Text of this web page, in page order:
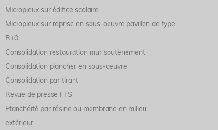
Micropieux sur édifice scolaire
Micropieux sur reprise en sous-oeuvre pavillon de type
R+0
Consolidation restauration mur soutènement
Consolidation plancher en sous-oeuvre
Consolidation par tirant
Revue de presse FTS
Etanchéité par résine ou membrane en milieu
extérieur